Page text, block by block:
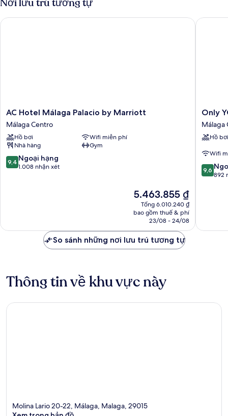
chuẩn
Room
AC
Hotel
Málaga
Palacio
by
Marriott
Málaga
AC Hotel Málaga Palacio by Marriott
Málaga Centro
Hồ bơi
Wifi miễn phí
Nhà hàng
Gym
9.4
trên
9,4 Ngoại hạng
1.008 nhận xét
Giá
hiện
tại
5.463.855 ₫
5.463.855 ₫
Tổng 6.010.240 ₫
bao gồm thuế & phí
23/08 - 24/08
AC Hotel Málaga Palacio by Marriott
Only
YOU
Hotel
Malaga
Centro
Only
Málaga
Hồ bơi
Wifi
9.6
trên
xét
9,6
892
Only
So sánh những nơi lưu trú tương tự
Thông tin về khu vực này
Molina Lario 20-22, Málaga, Malaga, 29015